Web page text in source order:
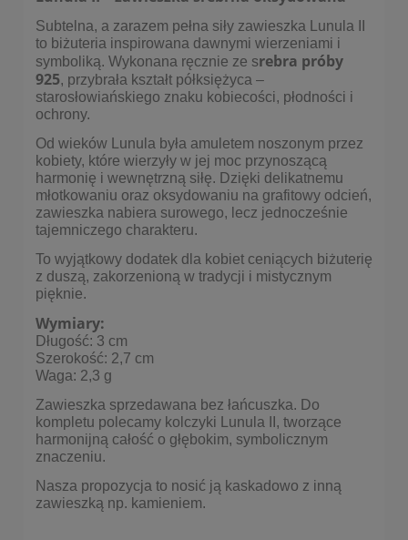
Subtelna, a zarazem pełna siły zawieszka Lunula II
to biżuteria inspirowana dawnymi wierzeniami i
symboliką. Wykonana ręcznie ze srebra próby
925, przybrała kształt półksiężyca –
starosłowiańskiego znaku kobiecości, płodności i
ochrony.
Od wieków Lunula była amuletem noszonym przez
kobiety, które wierzyły w jej moc przynoszącą
harmonię i wewnętrzną siłę. Dzięki delikatnemu
młotkowaniu oraz oksydowaniu na grafitowy odcień,
zawieszka nabiera surowego, lecz jednocześnie
tajemniczego charakteru.
To wyjątkowy dodatek dla kobiet ceniących biżuterię
z duszą, zakorzenioną w tradycji i mistycznym
pięknie.
Wymiary:
Długość: 3 cm
Szerokość: 2,7 cm
Waga: 2,3 g
Zawieszka sprzedawana bez łańcuszka. Do
kompletu polecamy kolczyki Lunula II , tworzące
harmonijną całość o głębokim, symbolicznym
znaczeniu.
Nasza propozycja to nosić ją kaskadowo z inną
zawieszką np. kamieniem.